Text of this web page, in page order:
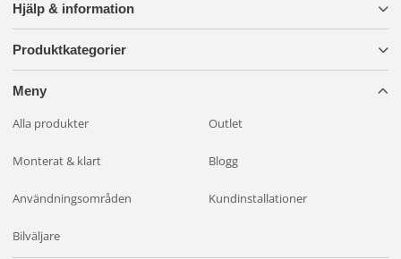
Hjälp & information
Produktkategorier
Meny
Alla produkter Outlet
Monterat & klart Blogg
Användningsområden Kundinstallationer
Bilväljare